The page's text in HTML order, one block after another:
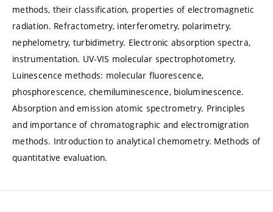
methods, their classification, properties of electromagnetic
radiation. Refractometry, interferometry, polarimetry,
nephelometry, turbidimetry. Electronic absorption spectra,
instrumentation. UV-VIS molecular spectrophotometry.
Luinescence methods: molecular fluorescence,
phosphorescence, chemiluminescence, bioluminescence.
Absorption and emission atomic spectrometry. Principles
and importance of chromatographic and electromigration
methods. Introduction to analytical chemometry. Methods of
quantitative evaluation.